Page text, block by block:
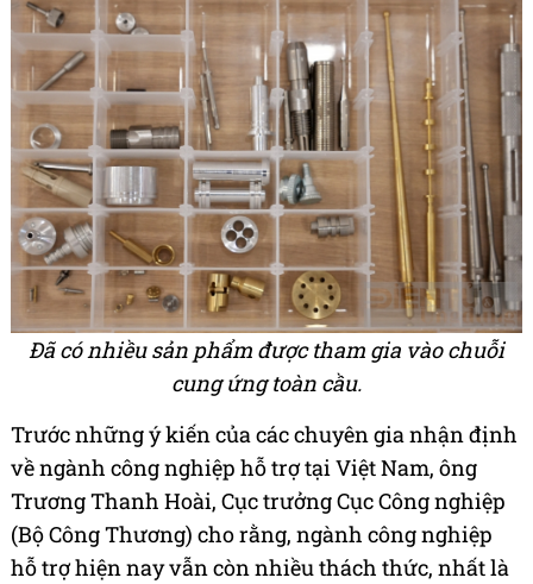
Đã có nhiều sản phẩm được tham gia vào chuỗi
cung ứng toàn cầu.
Trước những ý kiến của các chuyên gia nhận định
về ngành công nghiệp hỗ trợ tại Việt Nam, ông
Trương Thanh Hoài, Cục trưởng Cục Công nghiệp
(Bộ Công Thương) cho rằng, ngành công nghiệp
hỗ trợ hiện nay vẫn còn nhiều thách thức, nhất là